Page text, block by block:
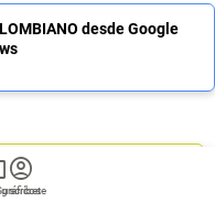
gráficos
account_circle
desde Google
newsletter